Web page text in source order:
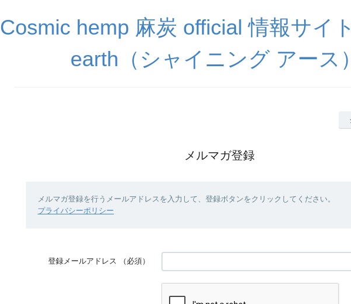
Cosmic hemp 麻炭 official 情報サイ
earth（シャイニング アース
メルマガ登録
メルマガ登録を行うメールアドレスを入力して、登録ボタンをクリックしてください。
プライバシーポリシー
登録メールアドレス （必須）